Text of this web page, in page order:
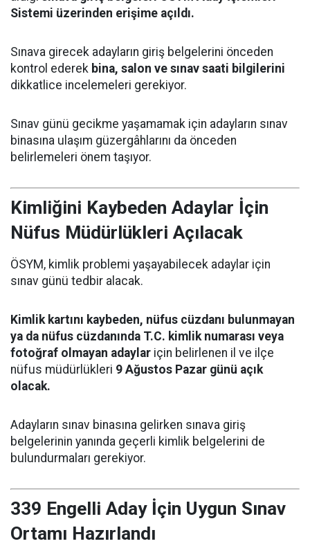
Sistemi üzerinden erişime açıldı.
Sınava girecek adayların giriş belgelerini önceden
kontrol ederek bina, salon ve sınav saati bilgilerini
dikkatlice incelemeleri gerekiyor.
Sınav günü gecikme yaşamamak için adayların sınav
binasına ulaşım güzergâhlarını da önceden
belirlemeleri önem taşıyor.
Kimliğini Kaybeden Adaylar İçin
Nüfus Müdürlükleri Açılacak
ÖSYM, kimlik problemi yaşayabilecek adaylar için
sınav günü tedbir alacak.
Kimlik kartını kaybeden, nüfus cüzdanı bulunmayan
ya da nüfus cüzdanında T.C. kimlik numarası veya
fotoğraf olmayan adaylar için belirlenen il ve ilçe
nüfus müdürlükleri 9 Ağustos Pazar günü açık
olacak.
Adayların sınav binasına gelirken sınava giriş
belgelerinin yanında geçerli kimlik belgelerini de
bulundurmaları gerekiyor.
339 Engelli Aday İçin Uygun Sınav
Ortamı Hazırlandı